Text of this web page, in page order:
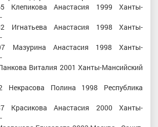
Клепикова Анастасия 1999 Ханты-
Игнатьева Анастасия 1998 Ханты-
Мазурина Анастасия 1998 Ханты-
Виталия 2001 Ханты-Мансийский
Некрасова Полина 1998 Республика
Красикова Анастасия 2000 Ханты-